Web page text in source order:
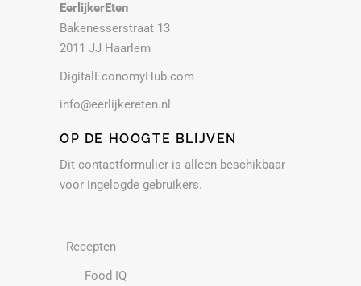
EerlijkerEten
Bakenesserstraat 13
2011 JJ Haarlem
DigitalEconomyHub.com
info@eerlijkereten.nl
OP DE HOOGTE BLIJVEN
Dit contactformulier is alleen beschikbaar
voor ingelogde gebruikers.
Recepten
Food IQ